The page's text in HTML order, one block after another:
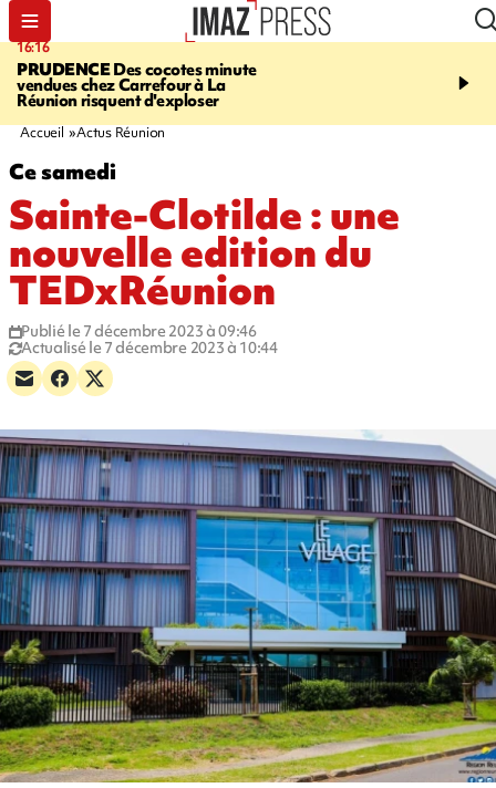
16:16
PRUDENCEDes cocotes minute
vendues chez Carrefour à La
Réunion risquent d'exploser
20:06
l'Asie, mort d'une
Accueil Actus Réunion
Ce samedi
Sainte-Clotilde : une
nouvelle edition du
TEDxRéunion
Publié le 7 décembre 2023 à 09:46
Actualisé le 7 décembre 2023 à 10:44